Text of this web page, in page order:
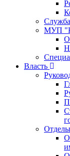
МУП
Власть